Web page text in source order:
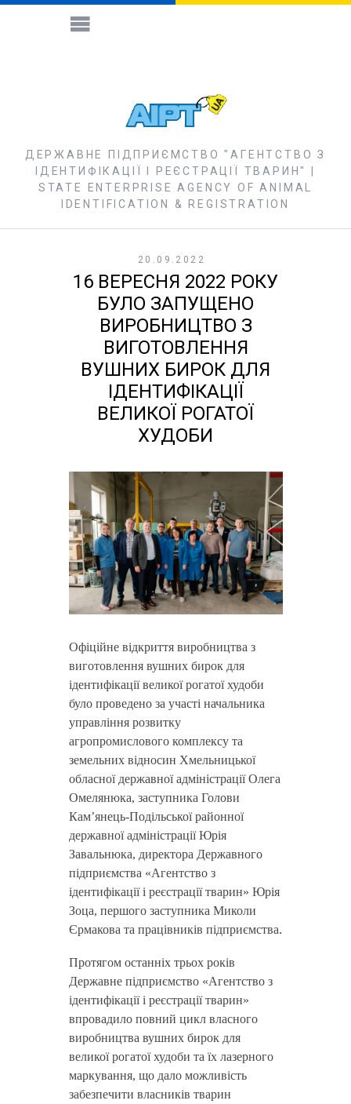
ДЕРЖАВНЕ ПІДПРИЄМСТВО "АГЕНТСТВО З
ІДЕНТИФІКАЦІЇ І РЕЄСТРАЦІЇ ТВАРИН" |
STATE ENTERPRISE AGENCY OF ANIMAL
IDENTIFICATION & REGISTRATION
20.09.2022
16 ВЕРЕСНЯ 2022 РОКУ
БУЛО ЗАПУЩЕНО
ВИРОБНИЦТВО З
ВИГОТОВЛЕННЯ
ВУШНИХ БИРОК ДЛЯ
ІДЕНТИФІКАЦІЇ
ВЕЛИКОЇ РОГАТОЇ
ХУДОБИ
Офіційне відкриття виробництва з
виготовлення вушних бирок для
ідентифікації великої рогатої худоби
було проведено за участі начальника
управління розвитку
агропромислового комплексу та
земельних відносин Хмельницької
обласної державної адміністрації Олега
Омелянюка, заступника Голови
Кам’янець-Подільської районної
державної адміністрації Юрія
Завальнюка, директора Державного
підприємства «Агентство з
ідентифікації і реєстрації тварин» Юрія
Зоца, першого заступника Миколи
Єрмакова та працівників підприємства.
Протягом останніх трьох років
Державне підприємство «Агентство з
ідентифікації і реєстрації тварин»
впровадило повний цикл власного
виробництва вушних бирок для
великої рогатої худоби та їх лазерного
маркування, що дало можливість
забезпечити власників тварин